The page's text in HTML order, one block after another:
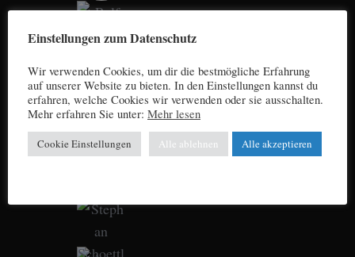
Einstellungen zum Datenschutz
Wir verwenden Cookies, um dir die bestmögliche Erfahrung
auf unserer Website zu bieten. In den Einstellungen kannst du
erfahren, welche Cookies wir verwenden oder sie ausschalten.
Mehr erfahren Sie unter: Mehr lesen
Cookie Einstellungen Alle ablehnen Alle akzeptieren